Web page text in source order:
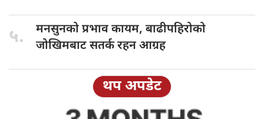
५. मनसुनको प्रभावकायम, बाढीपहिरोको
जोखिमबाट सतर्क रहन आग्रह
थप अपडेट